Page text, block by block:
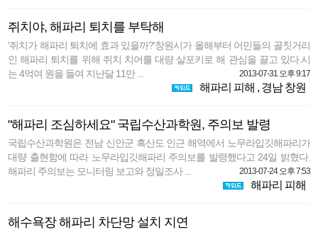
쥐치야, 해파리 퇴치를 부탁해
'쥐치가 해파리 퇴치에 효과 있을까?'창원시가 올해부터 어민들의 골칫거리
인 해파리 퇴치를 위해 쥐치 치어를 대량 살포키로 해 관심을 끌고 있다.시
는 4억여 원을 들여 지난달 11만 ...
2013-07-31 오후 9:17
해파리 피해 , 경남 창원
"해파리 조심하세요" 국립수산과학원, 주의보 발령
국립수산과학원은 전남 신안군 흑산도 인근 해역에서 노무라입깃해파리가
대량 출현함에 따라 노무라입깃해파리 주의보를 발령했다고 24일 밝혔다.
해파리 주의보는 모니터링 보고와 정밀조사 ...
2013-07-24 오후 7:53
해파리 피해
해수욕장 해파리 차단망 설치 지연